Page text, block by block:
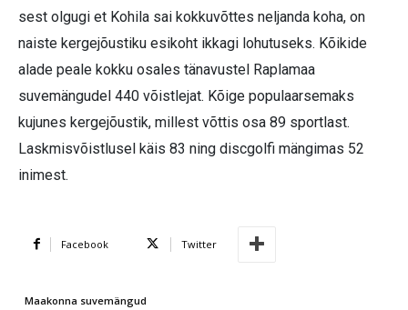
sest olgugi et Kohila sai kokkuvõttes neljanda koha, on
naiste kergejõustiku esikoht ikkagi lohutuseks. Kõikide
alade peale kokku osales tänavustel Raplamaa
suvemängudel 440 võistlejat. Kõige populaarsemaks
kujunes kergejõustik, millest võttis osa 89 sportlast.
Laskmisvõistlusel käis 83 ning discgolfi mängimas 52
inimest.
Facebook Twitter
Maakonna suvemängud